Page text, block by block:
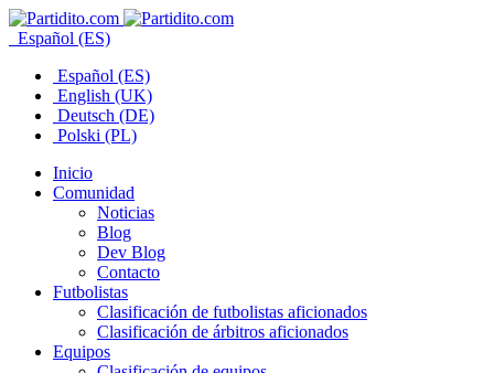
Español (ES)
Español (ES)
English (UK)
Deutsch (DE)
Polski (PL)
Inicio
Comunidad
Noticias
Blog
Dev Blog
Contacto
Futbolistas
Clasificación de futbolistas aficionados
Clasificación de árbitros aficionados
Equipos